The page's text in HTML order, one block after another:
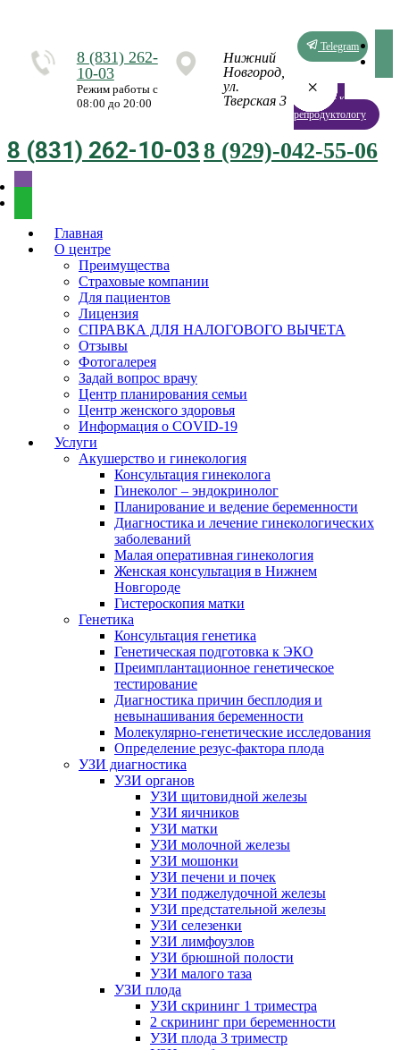
8 (831) 262-
10-03
Режим работы с
08:00 до 20:00
Нижний
Новгород,
ул.
Тверская 3
Telegram
Запись к
репродуктологу
8 (831) 262-10-038 (929)-042-55-06
Главная
О центре
Преимущества
Страховые компании
Для пациентов
Лицензия
СПРАВКА ДЛЯ НАЛОГОВОГО ВЫЧЕТА
Отзывы
Фотогалерея
Задай вопрос врачу
Центр планирования семьи
Центр женского здоровья
Информация о COVID-19
Услуги
Акушерство и гинекология
Консультация гинеколога
Гинеколог – эндокринолог
Планирование и ведение беременности
Диагностика и лечение гинекологических
заболеваний
Малая оперативная гинекология
Женская консультация в Нижнем
Новгороде
Гистероскопия матки
Генетика
Консультация генетика
Генетическая подготовка к ЭКО
Преимплантационное генетическое
тестирование
Диагностика причин бесплодия и
невынашивания беременности
Молекулярно-генетические исследования
Определение резус-фактора плода
УЗИ диагностика
УЗИ органов
УЗИ щитовидной железы
УЗИ яичников
УЗИ матки
УЗИ молочной железы
УЗИ мошонки
УЗИ печени и почек
УЗИ поджелудочной железы
УЗИ предстательной железы
УЗИ селезенки
УЗИ лимфоузлов
УЗИ брюшной полости
УЗИ малого таза
УЗИ плода
УЗИ скрининг 1 триместра
2 скрининг при беременности
УЗИ плода 3 триместр
×
×
×
×
×
×
×
×